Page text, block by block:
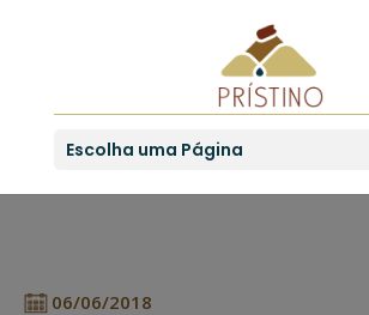
Escolha uma Página
06/06/2018